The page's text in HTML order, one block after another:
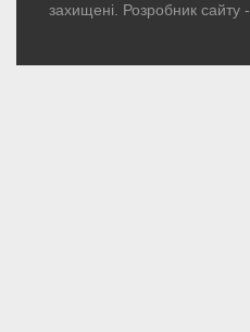
захищені. Розробник сайту -